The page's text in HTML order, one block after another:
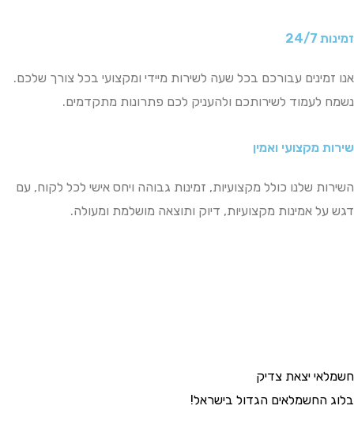
זמינות 24/7
אנו זמינים עבורכם בכל שעה לשירות מיידי ומקצועי בכל צורך שלכם.
נשמח לעמוד לשירותכם ולהעניק לכם פתרונות מתקדמים.
שירות מקצועי ואמין
השירות שלנו כולל מקצועיות, זמינות גבוהה ויחס אישי לכל לקוח, עם
דגש על אמינות מקצועיות, דיוק ותוצאה מושלמת ומעולה.
חשמלאי יצאת צדיק
בלוג החשמלאים הגדול בישראל!